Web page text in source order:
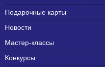
Подарочные карты
Новости
Мастер-классы
Конкурсы